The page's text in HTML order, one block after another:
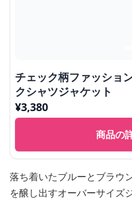
チェック柄ファッショ
クシャツジャケット
¥3,380
商品の
落ち着いたブルーとブラウ
を醸し出すオーバーサイズ